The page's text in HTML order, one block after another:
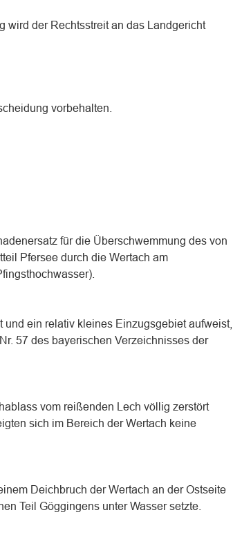
wird der Rechtsstreit an das Landgericht
vorbehalten.
für die Überschwemmung des von
Pfersee durch die Wertach am
ein relativ kleines Einzugsgebiet aufweist,
57 des bayerischen Verzeichnisses der
vom reißenden Lech völlig zerstört
sich im Bereich der Wertach keine
Deichbruch der Wertach an der Ostseite
Teil Göggingens unter Wasser setzte.